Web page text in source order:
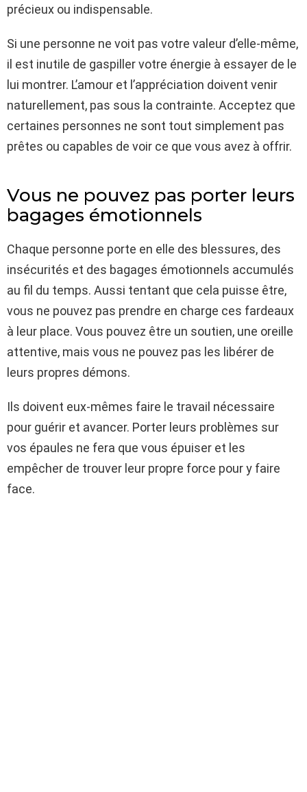
précieux ou indispensable.
Si une personne ne voit pas votre valeur d’elle-même,
il est inutile de gaspiller votre énergie à essayer de le
lui montrer. L’amour et l’appréciation doivent venir
naturellement, pas sous la contrainte. Acceptez que
certaines personnes ne sont tout simplement pas
prêtes ou capables de voir ce que vous avez à offrir.
Vous ne pouvez pas porter leurs
bagages émotionnels
Chaque personne porte en elle des blessures, des
insécurités et des bagages émotionnels accumulés
au fil du temps. Aussi tentant que cela puisse être,
vous ne pouvez pas prendre en charge ces fardeaux
à leur place. Vous pouvez être un soutien, une oreille
attentive, mais vous ne pouvez pas les libérer de
leurs propres démons.
Ils doivent eux-mêmes faire le travail nécessaire
pour guérir et avancer. Porter leurs problèmes sur
vos épaules ne fera que vous épuiser et les
empêcher de trouver leur propre force pour y faire
face.